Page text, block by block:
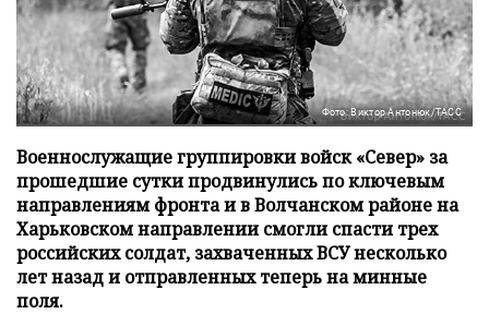
Фото: Виктор Антонюк/ТАСС
Военнослужащие группировки войск «Север» за
прошедшие сутки продвинулись по ключевым
направлениям фронта и в Волчанском районе на
Харьковском направлении смогли спасти трех
российских солдат, захваченных ВСУ несколько
лет назад и отправленных теперь на минные
поля.